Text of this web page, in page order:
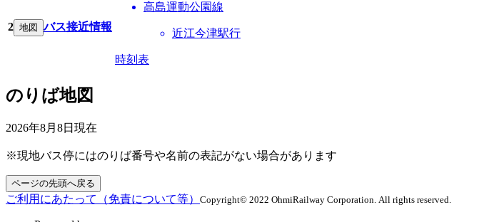
2 地図 バス接近情報
高島運動公園線
近江今津駅行
時刻表
のりば地図
2026年8月8日 現在
※現地バス停にはのりば番号や名前の表記がない場合があります
ページの先頭へ戻る
ご利用にあたって（免責について等） Copyright© 2022 OhmiRailway Corporation. All rights reserved.